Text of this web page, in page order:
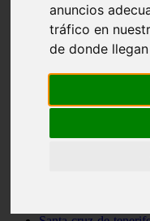
anuncios
tráfico en
de donde
Toledo - illescas
álava - vitoria-gasteiz
Málaga - marbella
Zaragoza - zaragoza
Barcelona - barcelona
Pontevedra - lalín
Cantabria - val-de-